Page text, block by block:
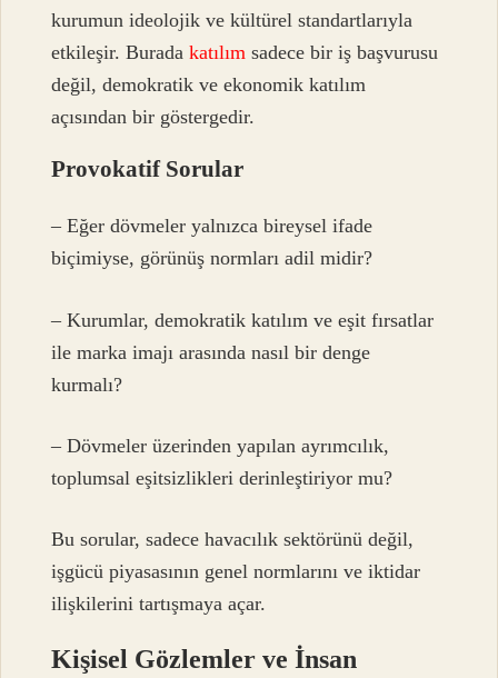
kurumun ideolojik ve kültürel standartlarıyla
etkileşir. Buradakatılım sadece bir iş başvurusu
değil, demokratik ve ekonomik katılım
açısından bir göstergedir.
Provokatif Sorular
– Eğer dövmeler yalnızca bireysel ifade
biçimiyse, görünüş normları adil midir?
– Kurumlar, demokratik katılım ve eşit fırsatlar
ile marka imajı arasında nasıl bir denge
kurmalı?
– Dövmeler üzerinden yapılan ayrımcılık,
toplumsal eşitsizlikleri derinleştiriyor mu?
Bu sorular, sadece havacılık sektörünü değil,
işgücü piyasasının genel normlarını ve iktidar
ilişkilerini tartışmaya açar.
Kişisel Gözlemler ve İnsan